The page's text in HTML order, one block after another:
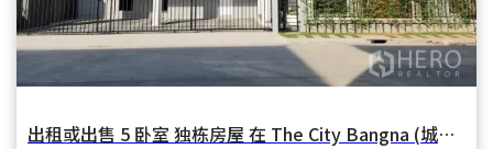
出租或出售 5 卧室 独栋房屋 在 The City Bangna (城市邦纳) 在 邦普利亚伊 邦普利 北榄府